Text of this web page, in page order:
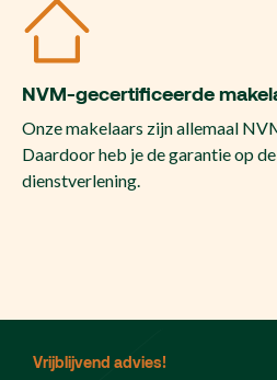
NVM-gecertificeerde
Onze makelaars zijn allemaal
Daardoor heb je de garantie op
dienstverlening.
Vrijblijvend advies!